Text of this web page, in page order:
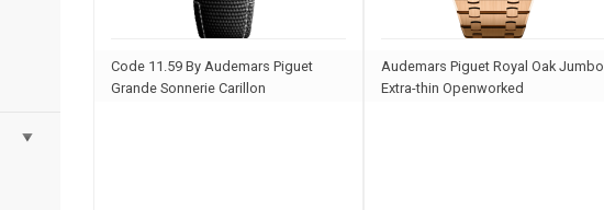
Code 11.59 By Audemars Piguet
Grande Sonnerie Carillon
Audemars Piguet Royal Oak Jumbo
Extra-thin Openworked